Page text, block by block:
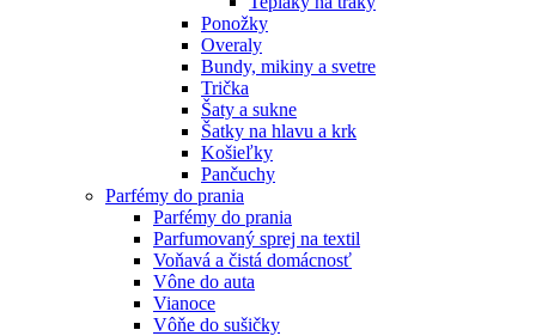
Ponožky
Overaly
Bundy, mikiny a svetre
Trička
Šaty a sukne
Šatky na hlavu a krk
Košieľky
Pančuchy
Parfémy do prania
Parfémy do prania
Parfumovaný sprej na textil
Voňavá a čistá domácnosť
Vône do auta
Vianoce
Vôňe do sušičky